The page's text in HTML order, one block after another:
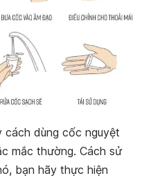
cách dùng cốc nguyệt
mắc thường. Cách sử
bạn hãy thực hiện